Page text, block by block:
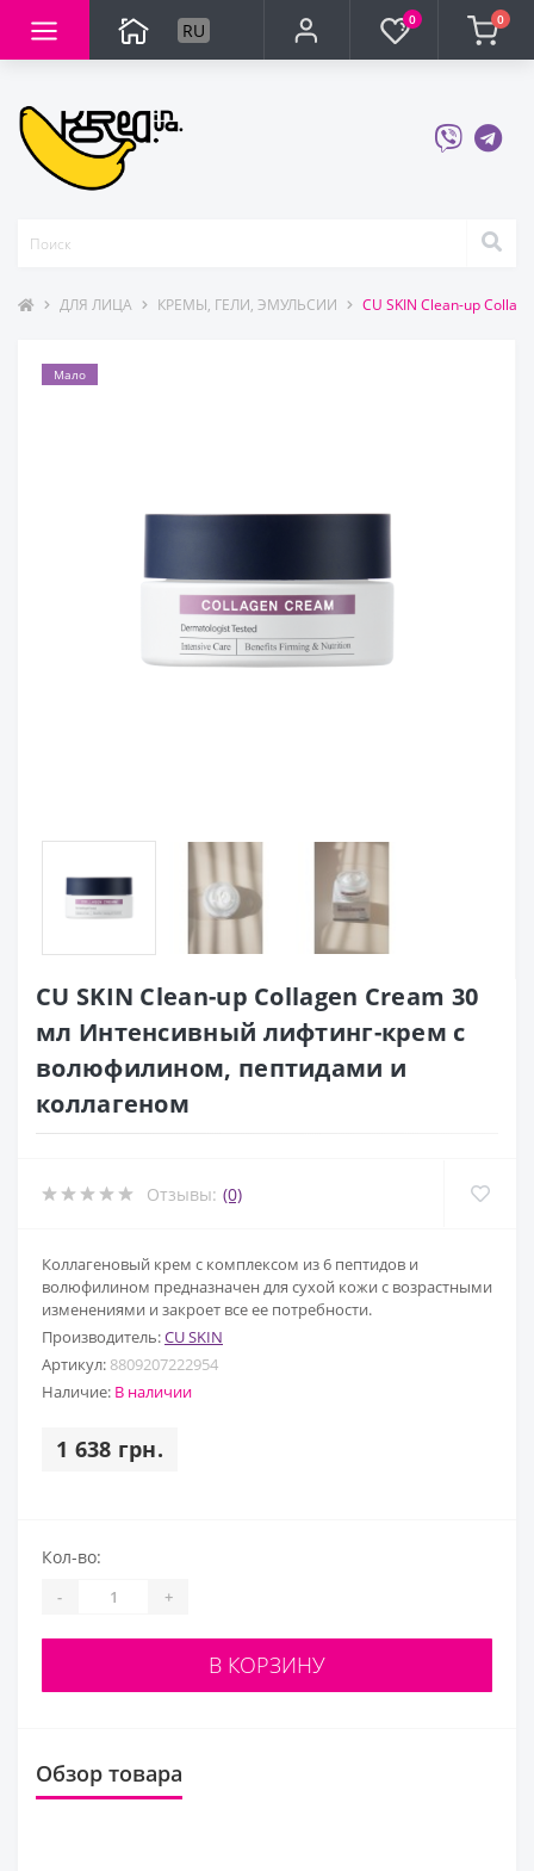
RU 0 0
ДЛЯ ЛИЦА КРЕМЫ, ГЕЛИ, ЭМУЛЬСИИ CU SKIN Clean-up
Мало
CU SKIN Clean-up Collagen Cream 30
мл Интенсивный лифтинг-крем с
волюфилином, пептидами и
коллагеном
Отзывы: (0)
Коллагеновый крем с комплексом из 6 пептидов и
волюфилином предназначен для сухой кожи с возрастными
изменениями и закроет все ее потребности.
Производитель:CU SKIN
Артикул: 8809207222954
Наличие: В наличии
1 638 грн.
Кол-во:
- +
В КОРЗИНУ
Обзор товара